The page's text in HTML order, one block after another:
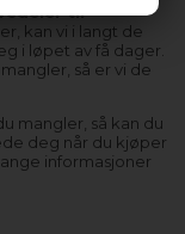
til
kan vi i langt de
i løpet av få dager.
så er vi de
mangler, så kan du
deg når du kjøper
informasjoner